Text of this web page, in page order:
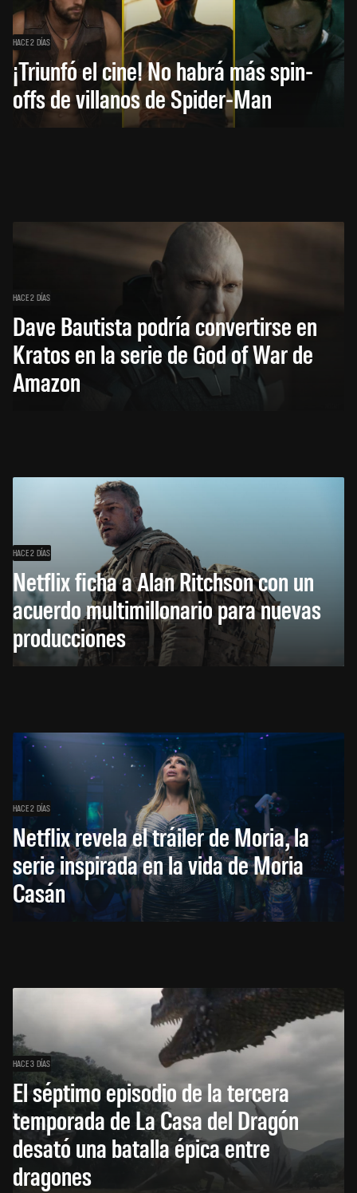
HACE 2 DÍAS
¡Triunfó el cine! No habrá más spin-
offs de villanos de Spider-Man
HACE 2 DÍAS
Dave Bautista podría convertirse en
Kratos en la serie de God of War de
Amazon
HACE 2 DÍAS
Netflix ficha a Alan Ritchson con un
acuerdo multimillonario para nuevas
producciones
HACE 2 DÍAS
Netflix revela el tráiler de Moria, la
serie inspirada en la vida de Moria
Casán
HACE 3 DÍAS
El séptimo episodio de la tercera
temporada de La Casa del Dragón
desató una batalla épica entre
dragones